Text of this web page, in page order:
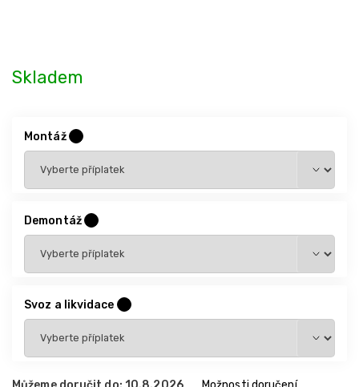
Skladem
Montáž
Demontáž
Svoz a likvidace